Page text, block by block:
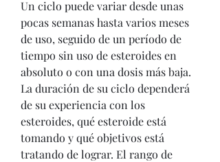
Un ciclo puede variar desde unas
pocas semanas hasta varios meses
de uso, seguido de un período de
tiempo sin uso de esteroides en
absoluto o con una dosis más baja.
La duración de su ciclo dependerá
de su experiencia con los
esteroides, qué esteroide está
tomando y qué objetivos está
tratando de lograr. El rango de